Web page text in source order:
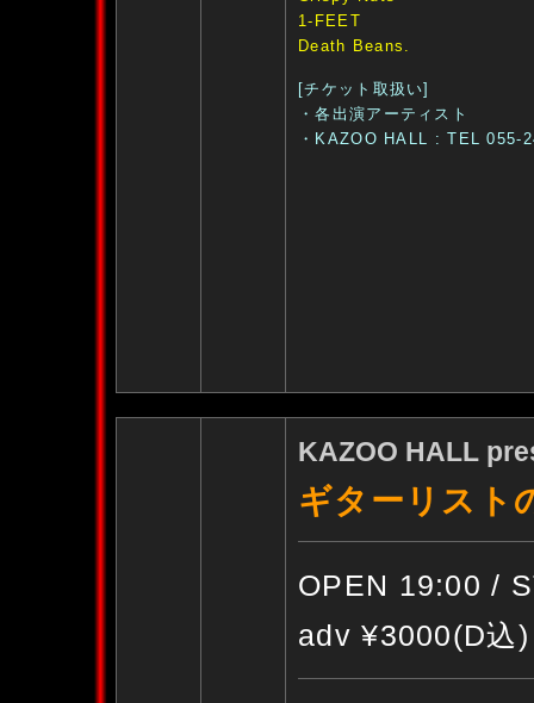
1-FEET
Death Beans.
[チケット取扱い]
・各出演アーティスト
・KAZOO HALL : TEL 055-
KAZOO HALL
ギターリスト
OPEN 19:00 /
adv ¥3000(D込